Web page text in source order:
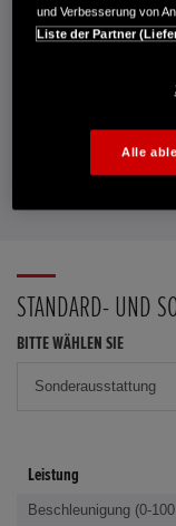
Händler kontaktieren
FAVORITEN
STANDARD- UND
BITTE WÄHLEN SIE
Leistung
Beschleunigung (0-
und Verbesserung von
Liste der Partner
Alle